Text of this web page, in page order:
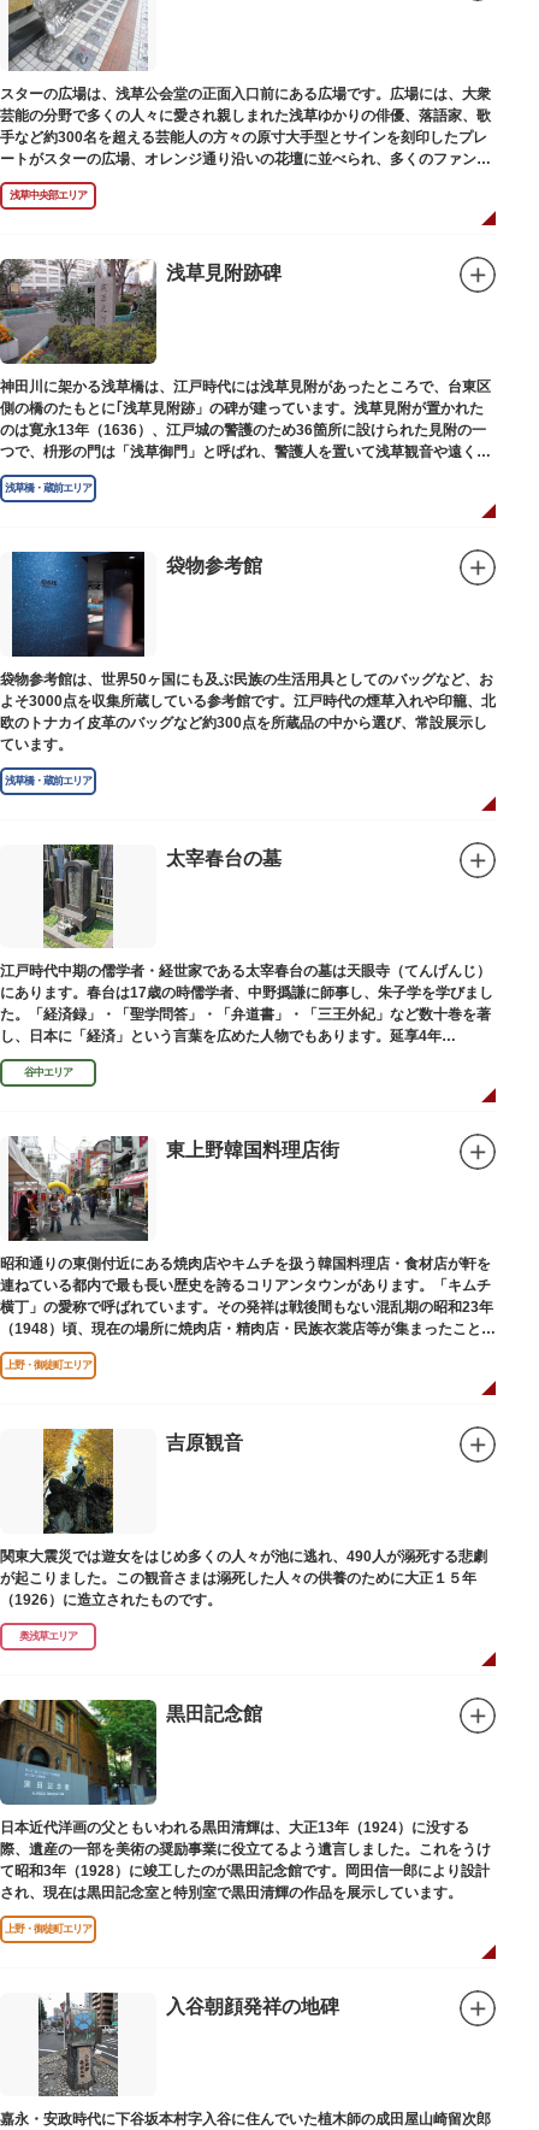
スターの広場は、浅草公会堂の正面入口前にある広場です。広場には、大衆
芸能の分野で多くの人々に愛され親しまれた浅草ゆかりの俳優、落語家、歌
手など約300名を超える芸能人の方々の原寸大手型とサインを刻印したプレ
ートがスターの広場、オレンジ通り沿いの花壇に並べられ、多くのファンに
親しまれています。
浅草中央部エリア
浅草見附跡碑
神田川に架かる浅草橋は、江戸時代には浅草見附があったところで、台東区
側の橋のたもとに｢浅草見附跡」の碑が建っています。浅草見附が置かれた
のは寛永13年（1636）、江戸城の警護のため36箇所に設けられた見附の一
つで、枡形の門は「浅草御門」と呼ばれ、警護人を置いて浅草観音や遠くは
奥州へ往来する人々を取り締まりました。
浅草橋・蔵前エリア
袋物参考館
袋物参考館は、世界50ヶ国にも及ぶ民族の生活用具としてのバッグなど、お
よそ3000点を収集所蔵している参考館です。江戸時代の煙草入れや印籠、北
欧のトナカイ皮革のバッグなど約300点を所蔵品の中から選び、常設展示し
ています。
浅草橋・蔵前エリア
太宰春台の墓
江戸時代中期の儒学者・経世家である太宰春台の墓は天眼寺（てんげんじ）
にあります。春台は17歳の時儒学者、中野撝謙に師事し、朱子学を学びまし
た。「経済録」・「聖学問答」・「弁道書」・「三王外紀」など数十巻を著
し、日本に「経済」という言葉を広めた人物でもあります。延享4年
（1747）に没しました。
谷中エリア
東上野韓国料理店街
昭和通りの東側付近にある焼肉店やキムチを扱う韓国料理店・食材店が軒を
連ねている都内で最も長い歴史を誇るコリアンタウンがあります。「キムチ
横丁」の愛称で呼ばれています。その発祥は戦後間もない混乱期の昭和23年
（1948）頃、現在の場所に焼肉店・精肉店・民族衣裳店等が集まったことに
端を発しています。
上野・御徒町エリア
吉原観音
関東大震災では遊女をはじめ多くの人々が池に逃れ、490人が溺死する悲劇
が起こりました。この観音さまは溺死した人々の供養のために大正１５年
（1926）に造立されたものです。
奥浅草エリア
黒田記念館
日本近代洋画の父ともいわれる黒田清輝は、大正13年（1924）に没する
際、遺産の一部を美術の奨励事業に役立てるよう遺言しました。これをうけ
て昭和3年（1928）に竣工したのが黒田記念館です。岡田信一郎により設計
され、現在は黒田記念室と特別室で黒田清輝の作品を展示しています。
上野・御徒町エリア
入谷朝顔発祥の地碑
嘉永・安政時代に下谷坂本村字入谷に住んでいた植木師の成田屋山崎留次郎